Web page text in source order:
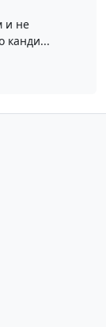
и не
канди...